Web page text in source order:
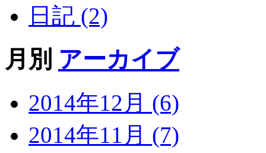
日記 (2)
月別 アーカイブ
2014年12月 (6)
2014年11月 (7)